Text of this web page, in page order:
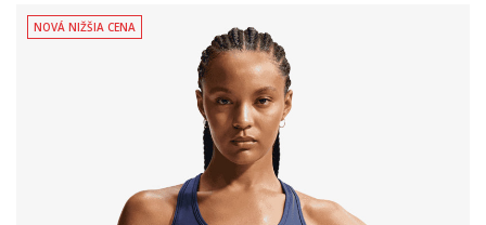
NOVÁ NIŽŠIA CENA